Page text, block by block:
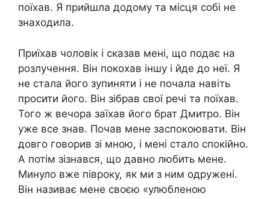
поїхав. Я прийшла додому та місця собі не
знаходила.
Приїхав чоловік і сказав мені, що подає на
розлучення. Він покохав іншу і йде до неї. Я
не стала його зупиняти і не почала навіть
просити його. Він зібрав свої речі та поїхав.
Того ж вечора заїхав його брат Дмитро. Він
уже все знав. Почав мене заспокоювати. Він
довго говорив зі мною, і мені стало спокійно.
А потім зізнався, що давно любить мене.
Минуло вже півроку, як ми з ним одружені.
Він називає мене своєю «улюбленою